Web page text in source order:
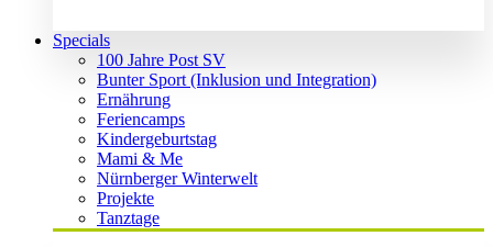
Specials
100 Jahre Post SV
Bunter Sport (Inklusion und Integration)
Ernährung
Feriencamps
Kindergeburtstag
Mami & Me
Nürnberger Winterwelt
Projekte
Tanztage